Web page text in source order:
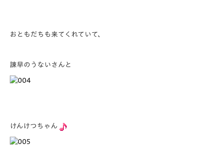
おともだちも来てくれていて、
諫早のうないさんと
けんけつちゃん